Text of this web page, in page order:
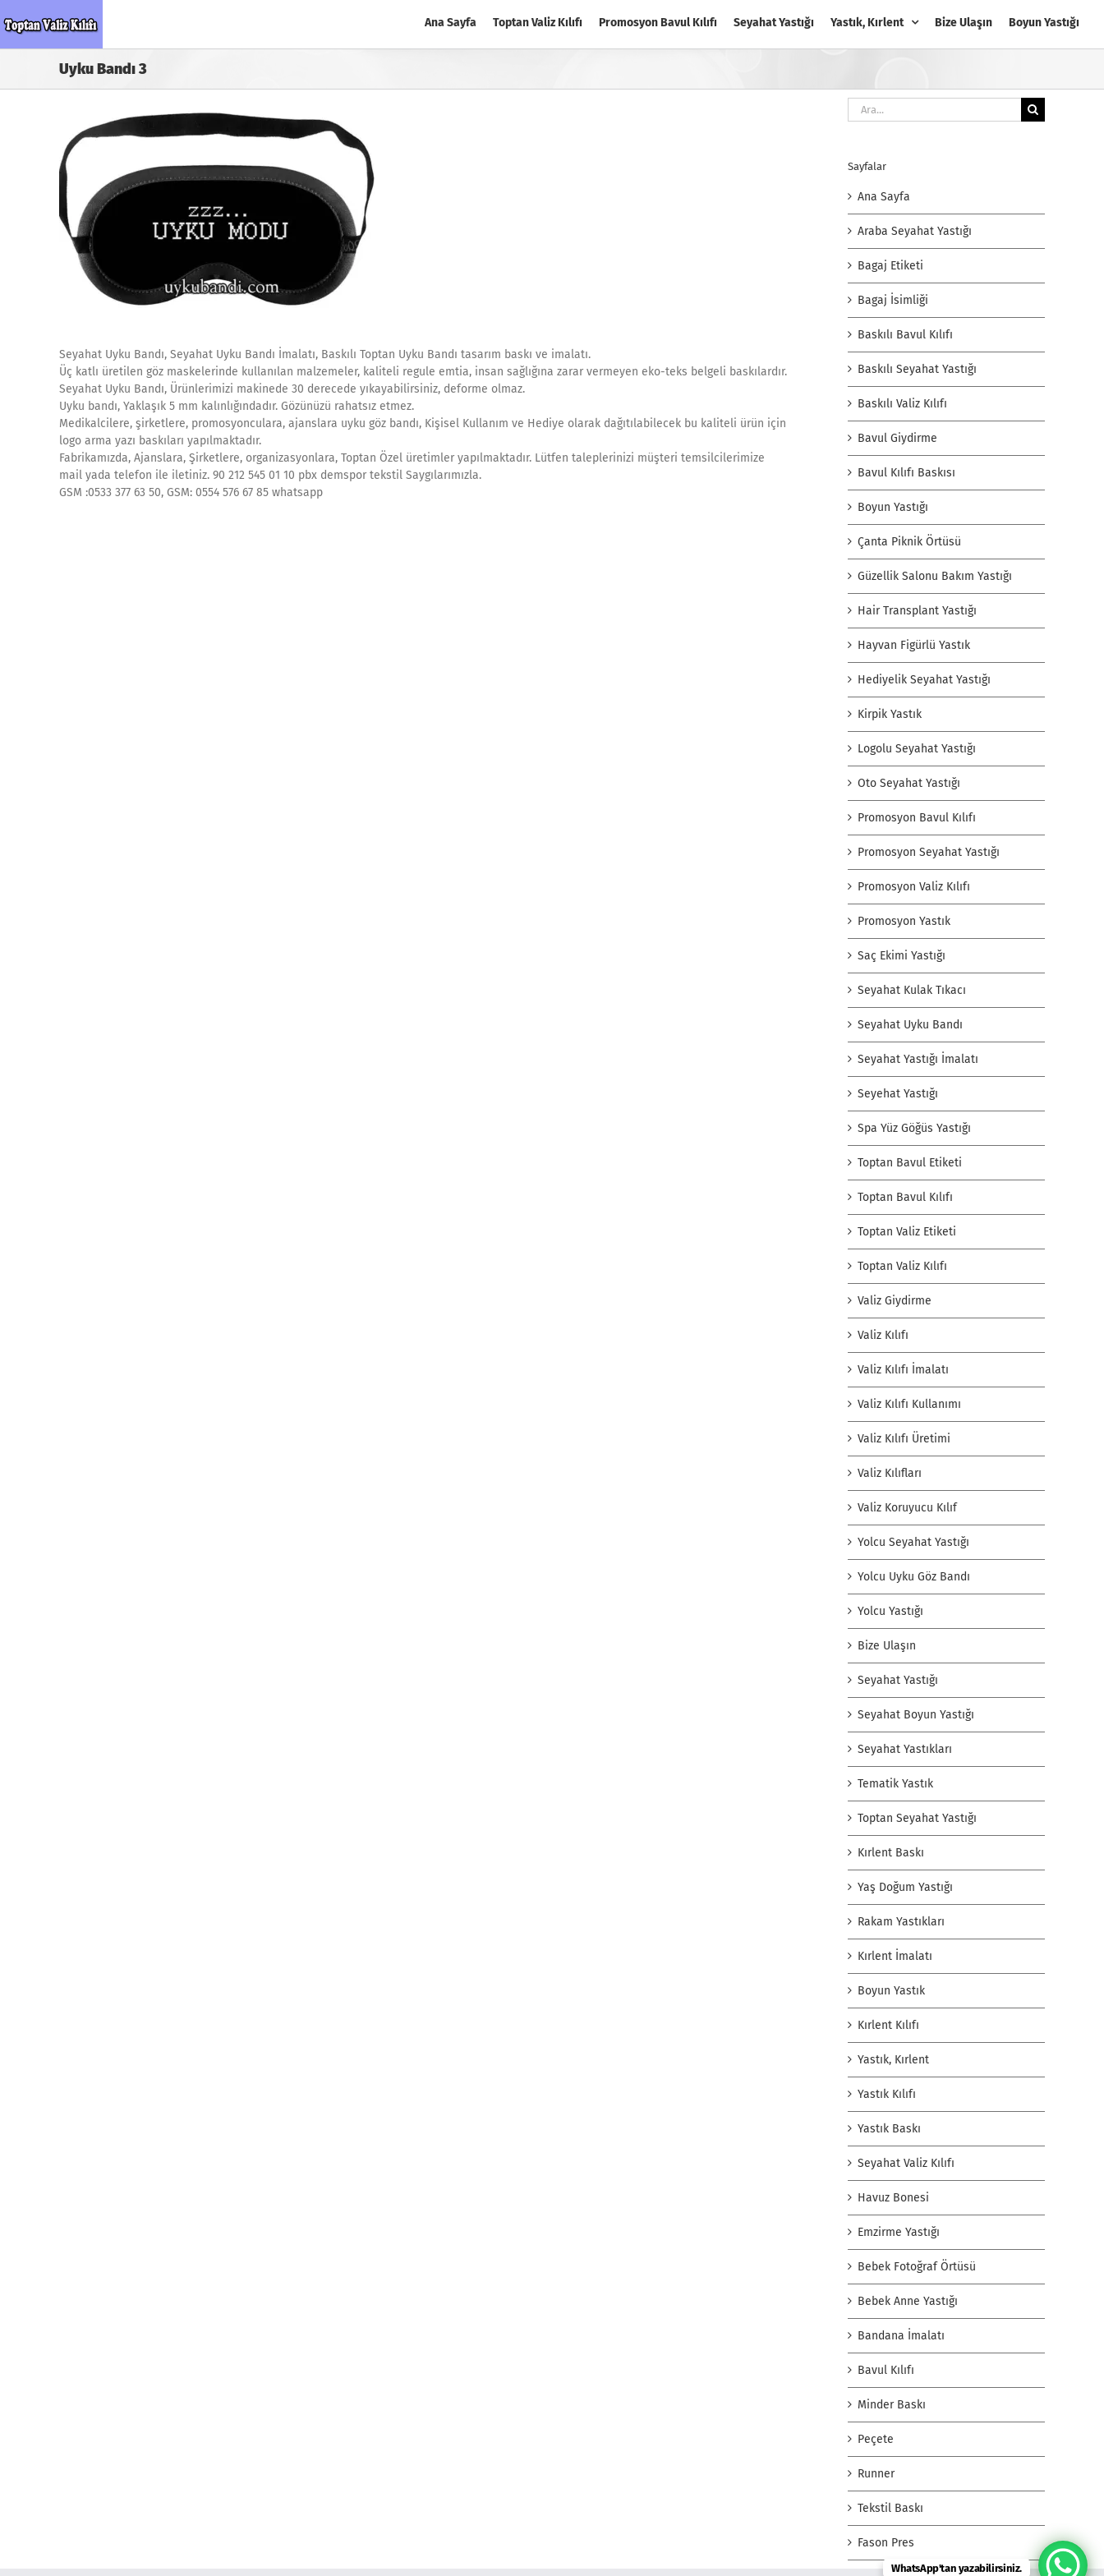
to
Ana Sayfa Toptan Valiz Kılıfı Promosyon Bavul Kılıfı Seyahat Yastığı Yastık, Kırlent Bize Ulaşın Boyun Yastığı
Uyku Bandı 3
Seyahat Uyku Bandı, Seyahat Uyku Bandı İmalatı, Baskılı Toptan Uyku Bandı tasarım baskı ve imalatı.
Üç katlı üretilen göz maskelerinde kullanılan malzemeler, kaliteli regule emtia, insan sağlığına zarar vermeyen eko-teks belgeli baskılardır.
Seyahat Uyku Bandı, Ürünlerimizi makinede 30 derecede yıkayabilirsiniz, deforme olmaz.
Uyku bandı, Yaklaşık 5 mm kalınlığındadır. Gözünüzü rahatsız etmez.
Medikalcilere, şirketlere, promosyonculara, ajanslara uyku göz bandı, Kişisel Kullanım ve Hediye olarak dağıtılabilecek bu kaliteli ürün için
logo arma yazı baskıları yapılmaktadır.
Fabrikamızda, Ajanslara, Şirketlere, organizasyonlara, Toptan Özel üretimler yapılmaktadır. Lütfen taleplerinizi müşteri temsilcilerimize
mail yada telefon ile iletiniz. 90 212 545 01 10 pbx demspor tekstil Saygılarımızla.
GSM :0533 377 63 50, GSM: 0554 576 67 85 whatsapp
Ara:
Sayfalar
Ana Sayfa
Araba Seyahat Yastığı
Bagaj Etiketi
Bagaj İsimliği
Baskılı Bavul Kılıfı
Baskılı Seyahat Yastığı
Baskılı Valiz Kılıfı
Bavul Giydirme
Bavul Kılıfı Baskısı
Boyun Yastığı
Çanta Piknik Örtüsü
Güzellik Salonu Bakım Yastığı
Hair Transplant Yastığı
Hayvan Figürlü Yastık
Hediyelik Seyahat Yastığı
Kirpik Yastık
Logolu Seyahat Yastığı
Oto Seyahat Yastığı
Promosyon Bavul Kılıfı
Promosyon Seyahat Yastığı
Promosyon Valiz Kılıfı
Promosyon Yastık
Saç Ekimi Yastığı
Seyahat Kulak Tıkacı
Seyahat Uyku Bandı
Seyahat Yastığı İmalatı
Seyehat Yastığı
Spa Yüz Göğüs Yastığı
Toptan Bavul Etiketi
Toptan Bavul Kılıfı
Toptan Valiz Etiketi
Toptan Valiz Kılıfı
Valiz Giydirme
Valiz Kılıfı
Valiz Kılıfı İmalatı
Valiz Kılıfı Kullanımı
Valiz Kılıfı Üretimi
Valiz Kılıfları
Valiz Koruyucu Kılıf
Yolcu Seyahat Yastığı
Yolcu Uyku Göz Bandı
Yolcu Yastığı
Bize Ulaşın
Seyahat Yastığı
Seyahat Boyun Yastığı
Seyahat Yastıkları
Tematik Yastık
Toptan Seyahat Yastığı
Kırlent Baskı
Yaş Doğum Yastığı
Rakam Yastıkları
Kırlent İmalatı
Boyun Yastık
Kırlent Kılıfı
Yastık, Kırlent
Yastık Kılıfı
Yastık Baskı
Seyahat Valiz Kılıfı
Havuz Bonesi
Emzirme Yastığı
Bebek Fotoğraf Örtüsü
Bebek Anne Yastığı
Bandana İmalatı
Bavul Kılıfı
Minder Baskı
Peçete
Runner
Tekstil Baskı
Fason Pres
WhatsApp'tan yazabilirsiniz.